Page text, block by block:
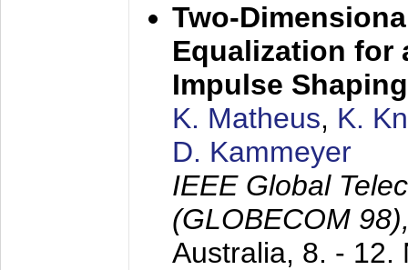
Two-
Equalization for
Impulse
K. Matheus, K.
D. Kammeyer
IEEE Global
(GLOBECOM
Australia, 8. - 12.